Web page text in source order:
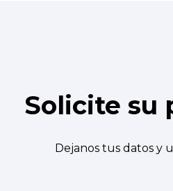
Solicite su
Dejanos tus datos y